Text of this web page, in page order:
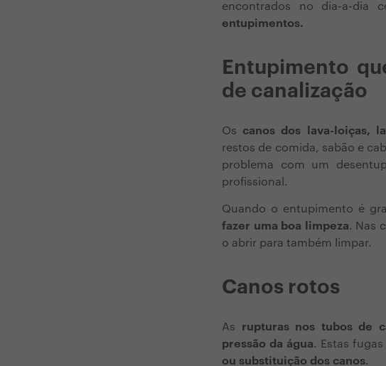
encontrados no dia-a-dia
entupimentos.
Entupimento
de canalização
Os canos dos lava-loiças,
restos de comida, sabão e
problema com um
profissional.
Quando o entupimento é
fazer uma boa limpeza. Nas
o abrir para também limpar.
Canos rotos
As rupturas nos tubos de
pressão da água. Estas
ou substituição dos canos.